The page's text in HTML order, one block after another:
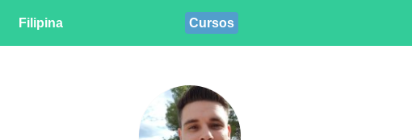
Filipina Cursos